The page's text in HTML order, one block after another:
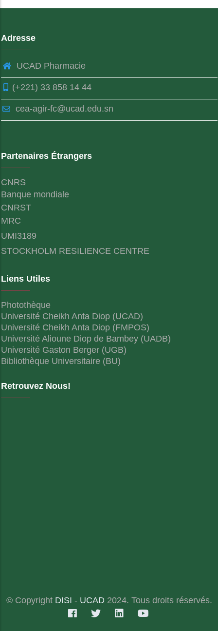
Adresse
UCAD Pharmacie
(+221) 33 858 14 44
cea-agir-fc@ucad.edu.sn
Partenaires Étrangers
CNRS
Banque mondiale
CNRST
MRC
UMI3189
STOCKHOLM RESILIENCE CENTRE
Liens Utiles
Photothèque
Université Cheikh Anta Diop (UCAD)
Université Cheikh Anta Diop (FMPOS)
Université Alioune Diop de Bambey (UADB)
Université Gaston Berger (UGB)
Bibliothèque Universitaire (BU)
Retrouvez Nous!
© Copyright DISI - UCAD 2024. Tous droits réservés.